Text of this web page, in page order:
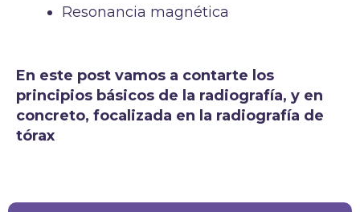
Resonancia magnética
En este post vamos a contarte los
principios básicos de la radiografía, y en
concreto, focalizada en la radiografía de
tórax